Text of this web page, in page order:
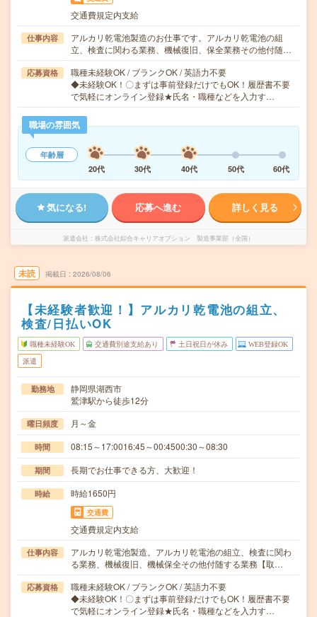
交通費規定内支給
仕事内容
アルカリ乾電池製造のお仕事です。アルカリ乾電池の組
立、検査に関わる業務、機械復旧、保全業務その他付随…
応募資格
職種未経験OK / ブランクOK / 英語力不要
◆未経験OK！〇まずは事前登録だけでもOK！履歴書不要
で気軽にオンライン登録★氏名・職種などを入力す…
職場の雰囲気
年齢層
20代
30代 40代 50代 60代
気になる! 応募へ進む 詳しく見る
派遣会社 株式会社綜合キャリアオプション 製造事業部（全国）
未読 掲載日 2026/08/06
【未経験者歓迎！】アルカリ乾電池の組立、
検査/日払いOK
職種未経験OK 交通費別途支給あり 土日祝日が休み WEB登録OK
派遣
勤務地
静岡県湖西市
鷲津駅から徒歩12分
曜日頻度 月～金
時間 08:15～17:0016:45～00:4500:30～08:30
期間 長期でお仕事できる方、大歓迎！
時給 時給1650円
交通費
交通費規定内支給
仕事内容
アルカリ乾電池製造。アルカリ乾電池の組立、検査に関わ
る業務、機械復旧、機械保全その他付随する業務【取…
応募資格
職種未経験OK / ブランクOK / 英語力不要
◆未経験OK！〇まずは事前登録だけでもOK！履歴書不要
で気軽にオンライン登録★氏名・職種などを入力す…